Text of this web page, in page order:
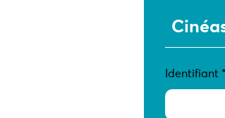
Identifiant *